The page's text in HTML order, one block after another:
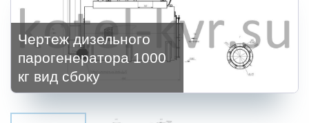
Чертеж дизельного
парогенератора 1000
кг вид сбоку